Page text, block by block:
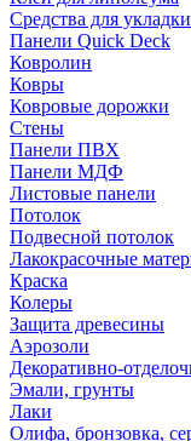
Средства для
Панели Quick Deck
Ковролин
Ковры
Ковровые дорожки
Стены
Панели ПВХ
Панели МДФ
Листовые панели
Потолок
Подвесной потолок
Лакокрасочные
Краска
Колеры
Защита древесины
Аэрозоли
Декоративно-
Эмали, грунты
Лаки
Олифа, бронзовка,